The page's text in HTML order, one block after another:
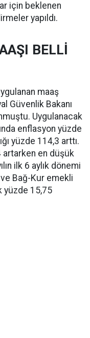
için beklenen
yapıldı.
BELLİ
maaş
Güvenlik Bakanı
Uygulanacak
enflasyon yüzde
yüzde 114,3 arttı.
artarken en düşük
ilk 6 aylık dönemi
ve Bağ-Kur emekli
yüzde 15,75